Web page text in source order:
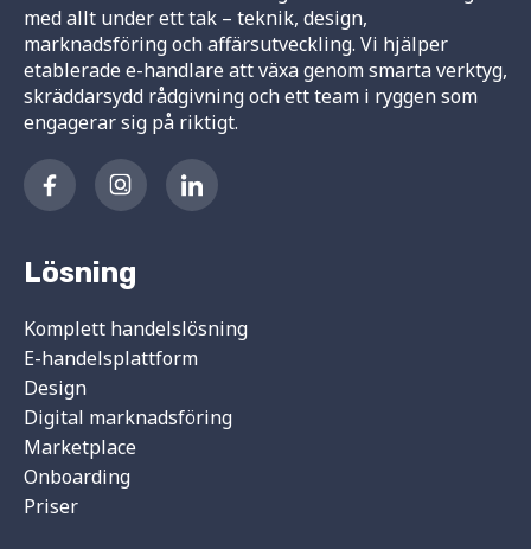
med allt under ett tak – teknik, design,
marknadsföring och affärsutveckling. Vi hjälper
etablerade e-handlare att växa genom smarta verktyg,
skräddarsydd rådgivning och ett team i ryggen som
engagerar sig på riktigt.
Lösning
Komplett handelslösning
E-handelsplattform
Design
Digital marknadsföring
Marketplace
Onboarding
Priser